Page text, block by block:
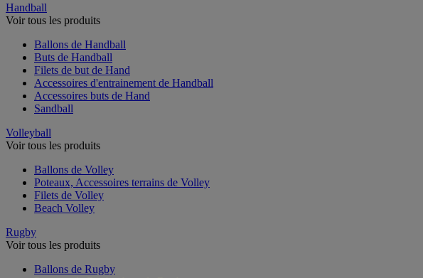
Handball
Voir tous les produits
Ballons de Handball
Buts de Handball
Filets de but de Hand
Accessoires d'entrainement de Handball
Accessoires buts de Hand
Sandball
Volleyball
Voir tous les produits
Ballons de Volley
Poteaux, Accessoires terrains de Volley
Filets de Volley
Beach Volley
Rugby
Voir tous les produits
Ballons de Rugby